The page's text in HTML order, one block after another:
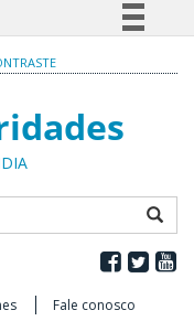
Participe
à informação
Fale conosco